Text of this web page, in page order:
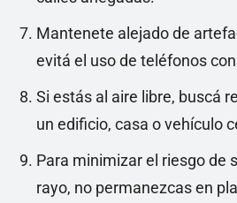
Mantenete alejado de
evitá el uso de teléfonos
Si estás al aire libre, buscá
un edificio, casa o vehículo
Para minimizar el riesgo de
rayo, no permanezcas en